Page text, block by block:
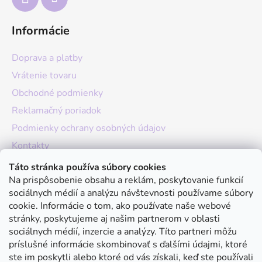
Táto stránka používa súbory cookies
Na prispôsobenie obsahu a reklám, poskytovanie funkcií
sociálnych médií a analýzu návštevnosti používame súbory
cookie. Informácie o tom, ako používate naše webové
stránky, poskytujeme aj našim partnerom v oblasti
sociálnych médií, inzercie a analýzy. Títo partneri môžu
príslušné informácie skombinovať s ďalšími údajmi, ktoré
ste im poskytli alebo ktoré od vás získali, keď ste používali
Informácie
Doprava a platby
Vrátenie tovaru
Obchodné podmienky
Reklamačný poriadok
Podmienky ochrany osobných údajov
Kontakty
O nás
Hodnotenie obchodu
Moja objednávka
Instagram